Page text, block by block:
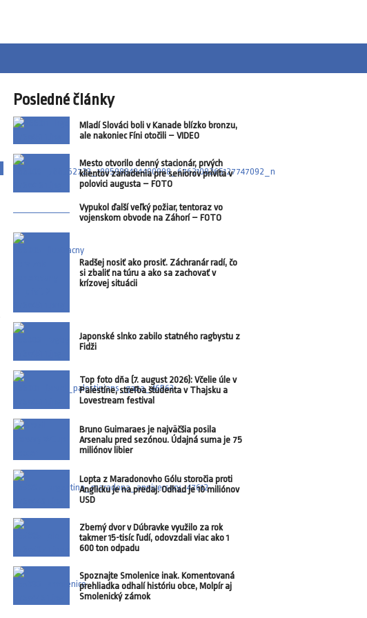
Posledné články
Mladí Slováci boli v Kanade blízko bronzu,
ale nakoniec Fíni otočili – VIDEO
Mesto otvorilo denný stacionár, prvých
klientov zariadenia pre seniorov privíta v
polovici augusta – FOTO
Vypukol ďalší veľký požiar, tentoraz vo
vojenskom obvode na Záhorí – FOTO
Radšej nosiť ako prosiť. Záchranár radí, čo
si zbaliť na túru a ako sa zachovať v
krízovej situácii
Japonské slnko zabilo statného ragbystu z
Fidži
Top foto dňa (7. august 2026): Včelie úle v
Palestíne, streľba študenta v Thajsku a
Lovestream festival
Bruno Guimaraes je najväčšia posila
Arsenalu pred sezónou. Údajná suma je 75
miliónov libier
Lopta z Maradonovho Gólu storočia proti
Anglicku je na predaj. Odhad je 10 miliónov
USD
Zberný dvor v Dúbravke využilo za rok
takmer 15-tisíc ľudí, odovzdali viac ako 1
600 ton odpadu
Spoznajte Smolenice inak. Komentovaná
prehliadka odhalí históriu obce, Molpír aj
Smolenický zámok